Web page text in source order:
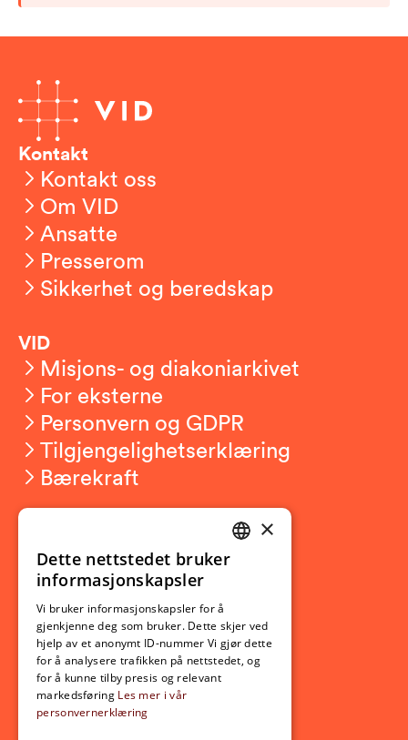
Kontakt
Kontakt oss
Om VID
Ansatte
Presserom
Sikkerhet og beredskap
VID
Misjons- og diakoniarkivet
For eksterne
Personvern og GDPR
Tilgjengelighetserklæring
Bærekraft
Ny student
Utveksling
Opptak
Lov- og regelverk
Aktuelt
Nyheter
NORWEGIAN
×
Dette nettstedet bruker
informasjonskapsler
Vi bruker informasjonskapsler for å
gjenkjenne deg som bruker. Dette skjer ved
hjelp av et anonymt ID-nummer Vi gjør dette
for å analysere trafikken på nettstedet, og
for å kunne tilby presis og relevant
markedsføring Les mer i vår
personvernerklæring